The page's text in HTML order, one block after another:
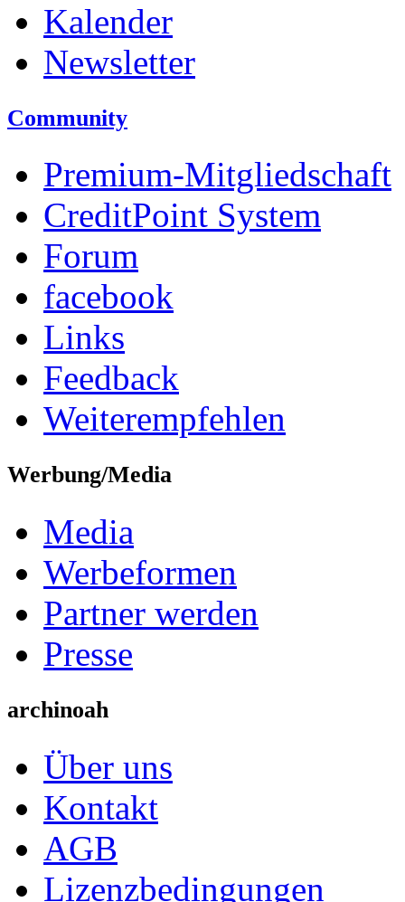
Kalender
Newsletter
Community
Premium-Mitgliedschaft
CreditPoint System
Forum
facebook
Links
Feedback
Weiterempfehlen
Werbung/Media
Media
Werbeformen
Partner werden
Presse
archinoah
Über uns
Kontakt
AGB
Lizenzbedingungen